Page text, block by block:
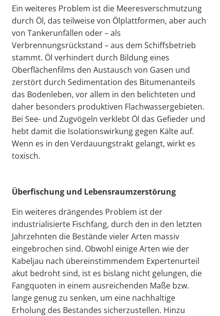
Ein weiteres Problem ist die Meeresverschmutzung
durch Öl, das teilweise von Ölplattformen, aber auch
von Tankerunfällen oder – als
Verbrennungsrückstand – aus dem Schiffsbetrieb
stammt. Öl verhindert durch Bildung eines
Oberflächenfilms den Austausch von Gasen und
zerstört durch Sedimentation des Bitumenanteils
das Bodenleben, vor allem in den belichteten und
daher besonders produktiven Flachwassergebieten.
Bei See- und Zugvögeln verklebt Öl das Gefieder und
hebt damit die Isolationswirkung gegen Kälte auf.
Wenn es in den Verdauungstrakt gelangt, wirkt es
toxisch.
Überfischung und Lebensraumzerstörung
Ein weiteres drängendes Problem ist der
industrialisierte Fischfang, durch den in den letzten
Jahrzehnten die Bestände vieler Arten massiv
eingebrochen sind. Obwohl einige Arten wie der
Kabeljau nach übereinstimmendem Expertenurteil
akut bedroht sind, ist es bislang nicht gelungen, die
Fangquoten in einem ausreichenden Maße bzw.
lange genug zu senken, um eine nachhaltige
Erholung des Bestandes sicherzustellen. Hinzu